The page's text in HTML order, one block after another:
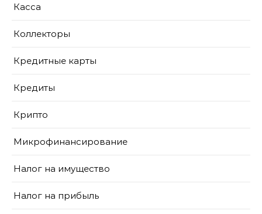
Касса
Коллекторы
Кредитные карты
Кредиты
Крипто
Микрофинансирование
Налог на имущество
Налог на прибыль